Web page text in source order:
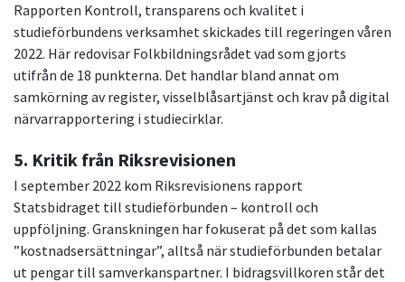
Rapporten Kontroll, transparens och kvalitet i
studieförbundens verksamhet skickades till regeringen våren
2022. Här redovisar Folkbildningsrådet vad som gjorts
utifrån de 18 punkterna. Det handlar bland annat om
samkörning av register, visselblåsartjänst och krav på digital
närvarrapportering i studiecirklar.
5. Kritik från Riksrevisionen
I september 2022 kom Riksrevisionens rapport
Statsbidraget till studieförbunden – kontroll och
uppföljning. Granskningen har fokuserat på det som kallas
”kostnadsersättningar”, alltså när studieförbunden betalar
ut pengar till samverkanspartner. I bidragsvillkoren står det